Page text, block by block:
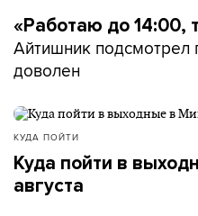
«Работаю до 14:00,
Айтишник подсмотрел
доволен
КУДА ПОЙТИ
Куда пойти в
августа